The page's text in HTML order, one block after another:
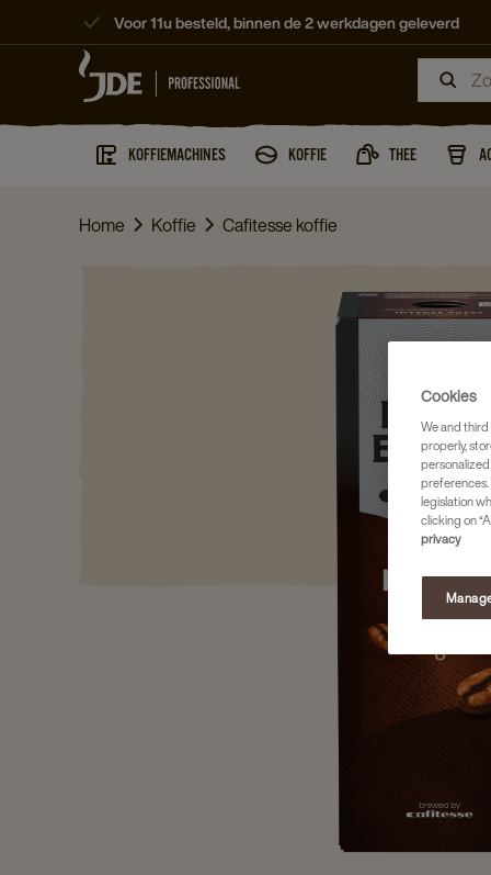
Voor 11u besteld, binnen de 2 werkdagen geleverd
KOFFIEMACHINES KOFFIE THEE
Home Koffie Cafitesse koffie
Cookies
We and
properly,
legislation
clicking on
privacy